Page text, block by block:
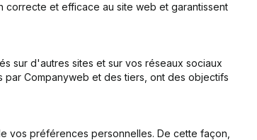
correcte et efficace au site web et garantissent
sur d'autres sites et sur vos réseaux sociaux
Companyweb et des tiers, ont des objectifs
vos préférences personnelles. De cette façon,